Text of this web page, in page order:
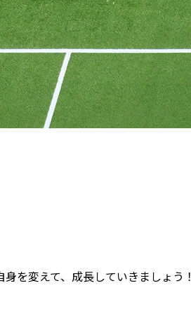
を変えて、成長していきましょう！